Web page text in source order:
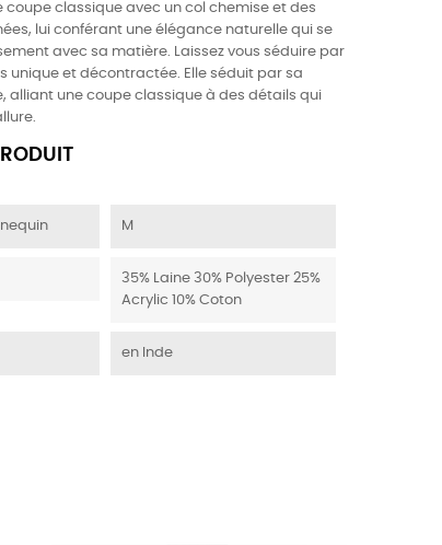
coupe classique avec un col chemise et des
lui conférant une élégance naturelle qui se
avec sa matière. Laissez vous séduire par
unique et décontractée. Elle séduit par sa
alliant une coupe classique à des détails qui
M
35% Laine 30% Polyester 25%
Acrylic 10% Coton
en Inde